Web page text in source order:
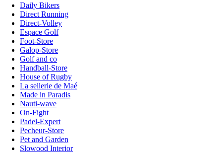
Daily Bikers
Direct Running
Direct-Volley
Espace Golf
Foot-Store
Galop-Store
Golf and co
Handball-Store
House of Rugby
La sellerie de Maé
Made in Paradis
Nauti-wave
On-Fight
Padel-Expert
Pecheur-Store
Pet and Garden
Slowood Interior